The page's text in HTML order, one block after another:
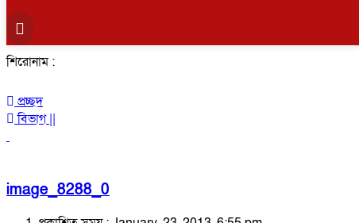
শিরোনাম :
প্রচ্ছদ
বিভাগ ||
image_8288_0